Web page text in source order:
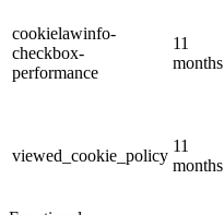
cookielawinfo-
checkbox-
performance
11
months
viewed_cookie_policy
11
months